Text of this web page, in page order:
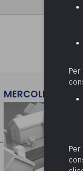
MERCOLEDì 29